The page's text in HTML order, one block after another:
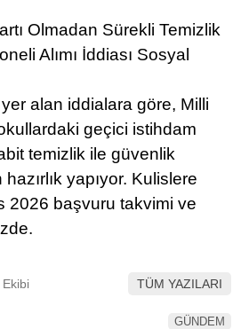
WhatsApp İhbar
Hattı
Olmadan Sürekli Temizlik
Alımı İddiası Sosyal
alan iddialara göre, Milli
geçici istihdam
temizlik ile güvenlik
hazırlık yapıyor. Kulislere
2026 başvuru takvimi ve
TÜM YAZILARI
GÜNDEM